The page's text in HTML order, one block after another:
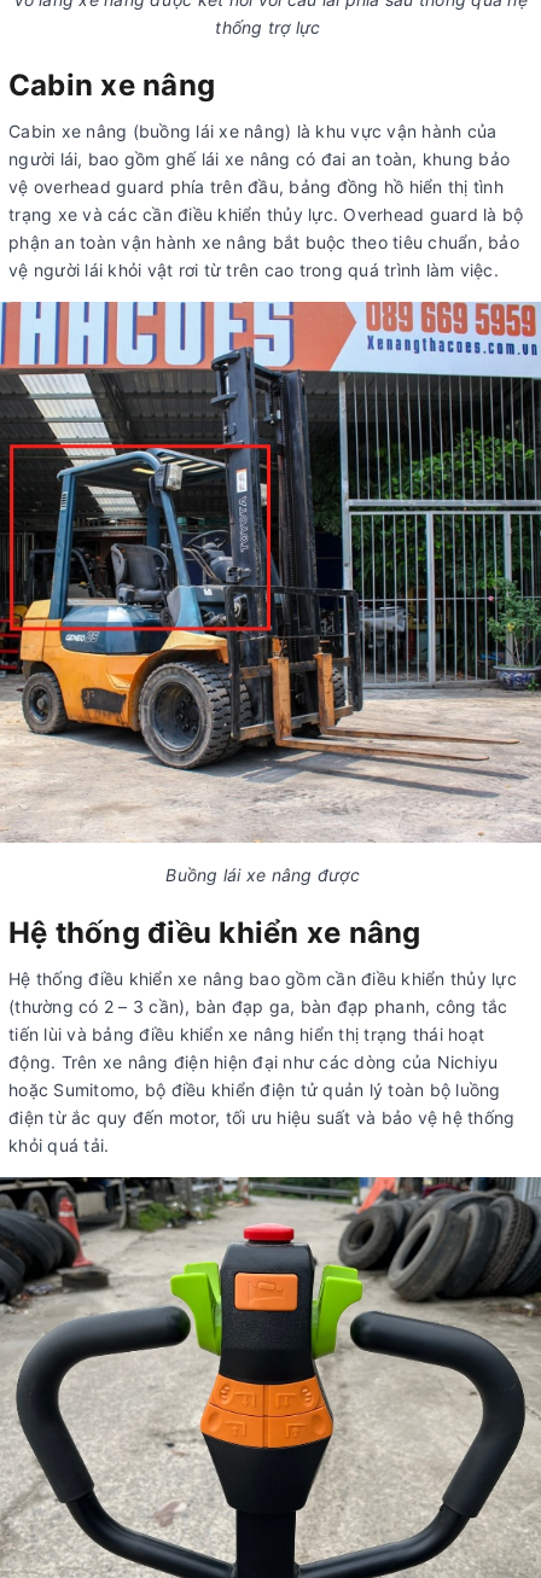
thống trợ lực
Cabin xe nâng
Cabin xe nâng (buồng lái xe nâng) là khu vực vận hành của
người lái, bao gồm ghế lái xe nâng có đai an toàn, khung bảo
vệ overhead guard phía trên đầu, bảng đồng hồ hiển thị tình
trạng xe và các cần điều khiển thủy lực. Overhead guard là bộ
phận an toàn vận hành xe nâng bắt buộc theo tiêu chuẩn, bảo
vệ người lái khỏi vật rơi từ trên cao trong quá trình làm việc.
Buồng lái xe nâng được
Hệ thống điều khiển xe nâng
Hệ thống điều khiển xe nâng bao gồm cần điều khiển thủy lực
(thường có 2 – 3 cần), bàn đạp ga, bàn đạp phanh, công tắc
tiến lùi và bảng điều khiển xe nâng hiển thị trạng thái hoạt
động. Trên xe nâng điện hiện đại như các dòng của Nichiyu
hoặc Sumitomo, bộ điều khiển điện tử quản lý toàn bộ luồng
điện từ ắc quy đến motor, tối ưu hiệu suất và bảo vệ hệ thống
khỏi quá tải.